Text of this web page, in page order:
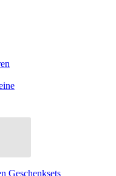
Geschenksets